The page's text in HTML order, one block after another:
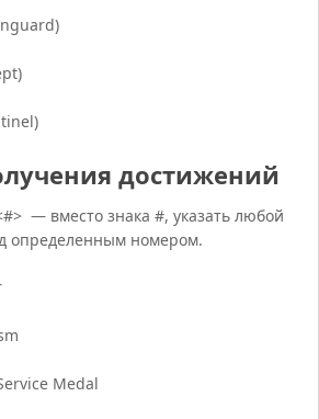
достижений
— вместо знака #, указать любой
определенным номером.
Medal